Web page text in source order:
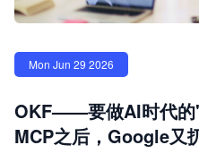
Mon Jun 29 2026
OKF——要做AI时代
MCP之后，Google又